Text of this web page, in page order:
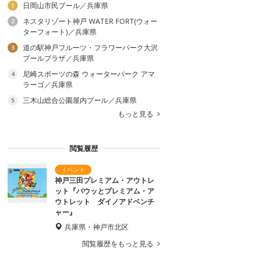
1 日岡山市民プール／兵庫県
2
ネスタリゾート神戸 WATER FORT(ウォー
ターフォート)／兵庫県
3
道の駅神戸フルーツ・フラワーパーク大沢
プールプラザ／兵庫県
4
尼崎スポーツの森 ウォーターパーク アマ
ラーゴ／兵庫県
5
三木山総合公園屋内プール／兵庫県
もっと見る
閲覧履歴
神戸三田プレミアム・アウトレ
ット『パウッとプレミアム・ア
ウトレット ダイノアドベンチ
ャー』
兵庫県・神戸市北区
閲覧履歴をもっと見る